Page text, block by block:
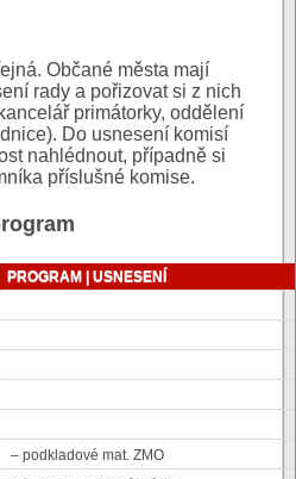
Občané města mají
rady a pořizovat si z nich
primátorky, oddělení
Do usnesení komisí
nahlédnout, případně si
příslušné komise.
PROGRAM | USNESENÍ
– podkladové mat. ZMO